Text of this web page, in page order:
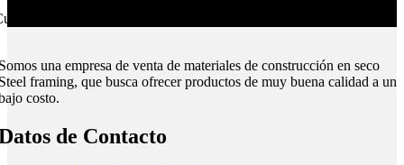
todo el país.
una empresa de venta de materiales de construcción en seco
framing, que busca ofrecer productos de muy buena calidad a un
costo.
de Contacto